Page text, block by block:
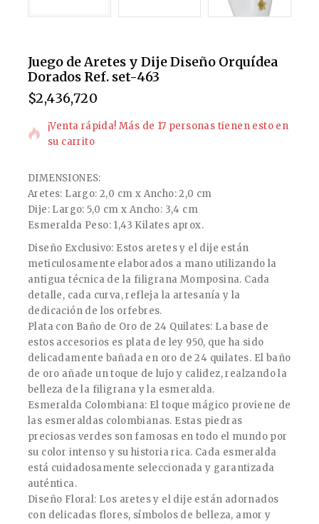
Juego de Aretes y Dije Diseño Orquídea
Dorados Ref. set-463
$2,436,720
6 productos vendidos en las últimas 5 horas
¡Venta rápida! Más de 17 personas tienen esto en
su carrito
DIMENSIONES:
Aretes: Largo: 2,0 cm x Ancho: 2,0 cm
Dije: Largo: 5,0 cm x Ancho: 3,4 cm
Esmeralda Peso: 1,43 Kilates aprox.
Diseño Exclusivo: Estos aretes y el dije están
meticulosamente elaborados a mano utilizando la
antigua técnica de la filigrana Momposina. Cada
detalle, cada curva, refleja la artesanía y la
dedicación de los orfebres.
Plata con Baño de Oro de 24 Quilates: La base de
estos accesorios es plata de ley 950, que ha sido
delicadamente bañada en oro de 24 quilates. El baño
de oro añade un toque de lujo y calidez, realzando la
belleza de la filigrana y la esmeralda.
Esmeralda Colombiana: El toque mágico proviene de
las esmeraldas colombianas. Estas piedras
preciosas verdes son famosas en todo el mundo por
su color intenso y su historia rica. Cada esmeralda
está cuidadosamente seleccionada y garantizada
auténtica.
Diseño Floral: Los aretes y el dije están adornados
con delicadas flores, símbolos de belleza, amor y